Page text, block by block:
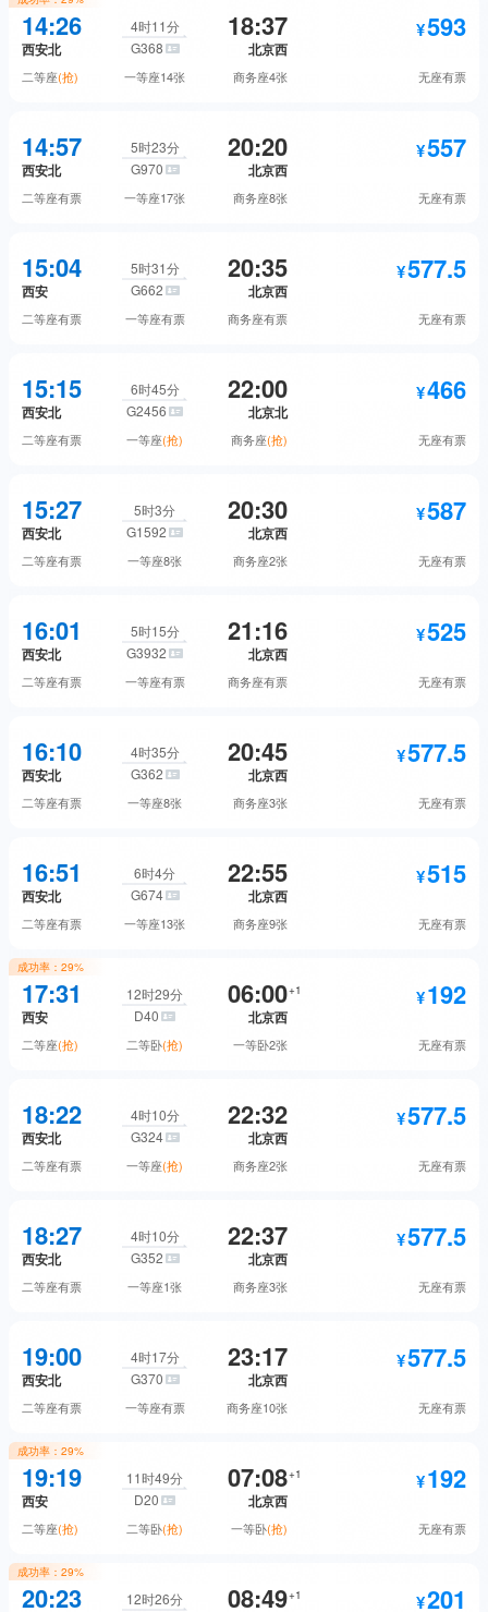
商务座
无座 预订
二等座 预订
商务座
无座 预订
14:26
西安北
4时11分
G368
18:37
北京西
593
二等座(抢) 一等座14张 商务座4张 无座有票
二等座 抢票
商务座
无座 预订
14:57
西安北
5时23分
G970
20:20
北京西
557
二等座有票 一等座17张 商务座8张 无座有票
二等座 预订
商务座
无座 预订
15:04
西安
5时31分
G662
20:35
北京西
577.5
二等座有票 一等座有票 商务座有票 无座有票
二等座 预订
商务座
无座 预订
15:15
西安北
6时45分
G2456
22:00
北京北
466
二等座有票 一等座(抢) 商务座(抢) 无座有票
二等座 预订
商务座
无座 预订
15:27
西安北
5时3分
G1592
20:30
北京西
587
二等座有票 一等座8张 商务座2张 无座有票
二等座 预订
商务座
无座 预订
16:01
西安北
5时15分
G3932
21:16
北京西
525
二等座有票 一等座有票 商务座有票 无座有票
二等座 预订
商务座
无座 预订
16:10
西安北
4时35分
G362
20:45
北京西
577.5
二等座有票 一等座8张 商务座3张 无座有票
二等座 预订
商务座
无座 预订
16:51
西安北
6时4分
G674
22:55
北京西
515
二等座有票 一等座13张 商务座9张 无座有票
二等座 预订
商务座
无座 预订
成功率： 29%
17:31
西安
12时29分
D40
06:00+1
北京西
192
二等座(抢) 二等卧(抢) 一等卧2张 无座有票
二等座 抢票
一等卧
无座 预订
18:22
西安北
4时10分
G324
22:32
北京西
577.5
二等座有票 一等座(抢) 商务座2张 无座有票
二等座 预订
商务座
无座 预订
18:27
西安北
4时10分
G352
22:37
北京西
577.5
二等座有票 一等座1张 商务座3张 无座有票
二等座 预订
商务座
无座 预订
19:00
西安北
4时17分
G370
23:17
北京西
577.5
二等座有票 一等座有票 商务座10张 无座有票
二等座 预订
成功率： 29%
19:19
西安
11时49分
D20
07:08+1
北京西
192
二等座(抢) 二等卧(抢) 一等卧(抢) 无座有票
二等座 抢票
成功率： 29%
20:23
12时26分
08:49+1 201